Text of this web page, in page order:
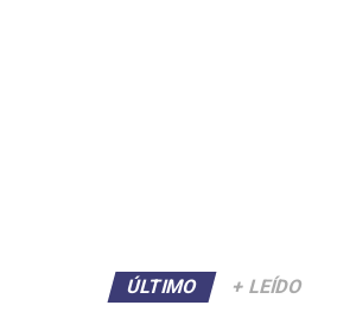
ÚLTIMO + LEÍDO